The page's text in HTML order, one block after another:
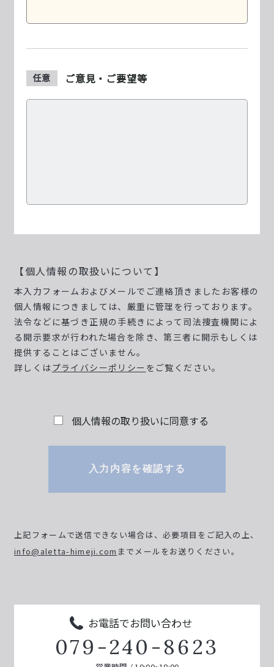
任意 ご意見・ご要望等
【個人情報の取扱いについて】
本入力フォームおよびメールでご連絡頂きましたお客様の
個人情報につきましては、厳重に管理を行っております。
法令などに基づき正規の手続きによって司法捜査機関によ
る開示要求が行われた場合を除き、第三者に開示もしくは
提供することはございません。
詳しくはプライバシーポリシー をご覧ください。
個人情報の取り扱いに同意する
入力内容を確認する
上記フォームで送信できない場合は、必要項目をご記入の上、
info@aletta-himeji.com までメールをお送りください。
お電話でお問い合わせ
079-240-8623